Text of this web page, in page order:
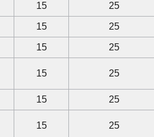
15 25
15 25
15 25
15 25
15 25
15 25